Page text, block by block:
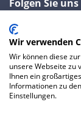
Folgen Sie uns
Wir verwenden
Wir können diese
unsere Webseite zu
Ihnen ein
Informationen zu
Einstellungen.